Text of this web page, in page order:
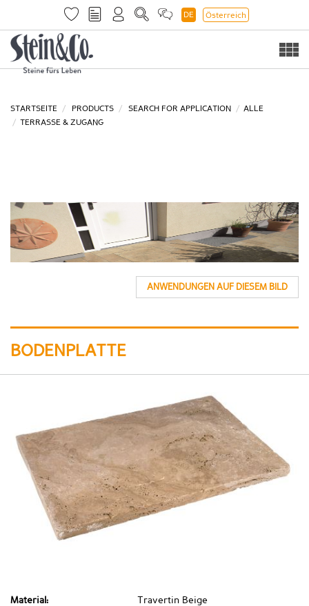
DE Österreich
STARTSEITE PRODUCTS SEARCH FOR APPLICATION
ALLE
TERRASSE & ZUGANG
ANWENDUNGEN AUF DIESEM BILD
BODENPLATTE
Material: Travertin Beige